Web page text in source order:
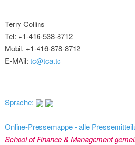
Terry Collins
Tel: +1-416-538-8712
Mobil: +1-416-878-8712
E-MAil: tc@tca.tc
Sprache:
Online-Pressemappe - alle
School of Finance & Management